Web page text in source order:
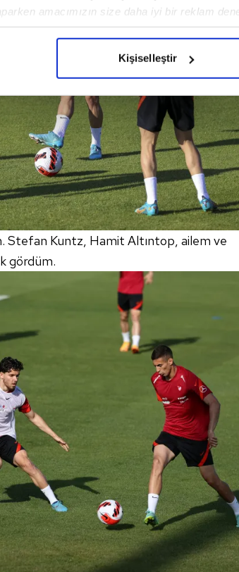
amacımızın size daha iyi bir reklam
gelen çabayı gösterdiğimizi ve bu
çerezlere izin vermedikleri takdirde,
için İnternet Sitemizde kendimize ve
verileriniz işlenmekte olup gerekli olan
çerezler, sitemizin daha işlevsel kılınması
amaçlarıyla sınırlı olarak açık
yer alan panel vasıtasıyla
Metnimiziziyaret edebilirsiniz.
Kanunu uyarınca hazırlanmış
çerezlerle ilgili bilgi almak için lütfen
Kişiselleştir
Stefan Kuntz, Hamit Altıntop, ailem ve
gördüm.